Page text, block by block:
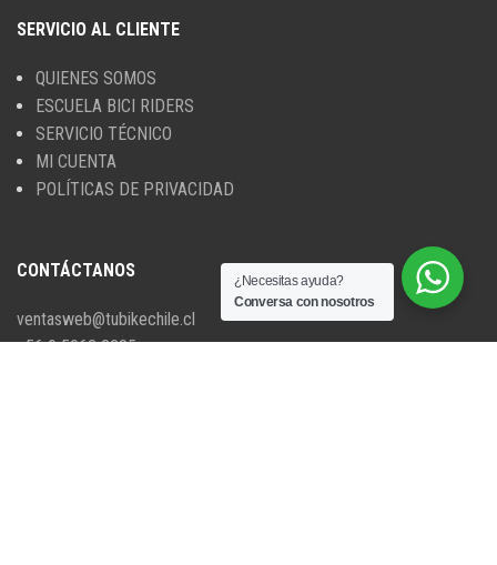
SERVICIO AL CLIENTE
QUIENES SOMOS
ESCUELA BICI RIDERS
SERVICIO TÉCNICO
MI CUENTA
POLÍTICAS DE PRIVACIDAD
CONTÁCTANOS
ventasweb@tubikechile.cl
+56 9 5063 2285
¿Necesitas ayuda?
Conversa con nosotros